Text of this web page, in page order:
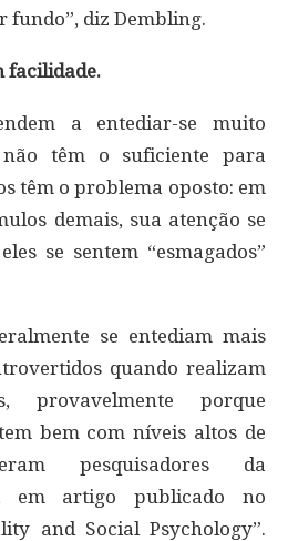
fundo”, diz Dembling.
facilidade.
a entediar-se muito
têm o suficiente para
têm o problema oposto: em
demais, sua atenção se
se sentem “esmagados”
se entediam mais
quando realizam
provavelmente porque
bem com níveis altos de
pesquisadores da
em artigo publicado no
and Social Psychology”.